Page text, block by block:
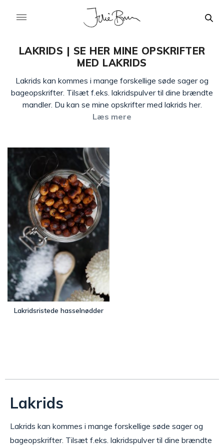
LAKRIDS | SE HER MINE OPSKRIFTER
MED LAKRIDS
Lakrids kan kommes i mange forskellige søde sager og
bageopskrifter. Tilsæt f.eks. lakridspulver til dine brændte
mandler. Du kan se mine opskrifter med lakrids her.
Læs mere
Lakridsristede hasselnødder
Lakrids
Lakrids kan kommes i mange forskellige søde sager og
bageopskrifter. Tilsæt f.eks. lakridspulver til dine brændte